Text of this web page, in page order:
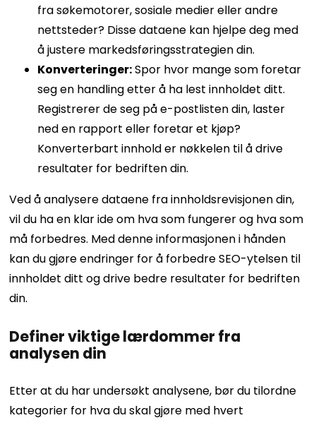
fra søkemotorer, sosiale medier eller andre
nettsteder? Disse dataene kan hjelpe deg med
å justere markedsføringsstrategien din.
Konverteringer:Spor hvor mange som foretar
seg en handling etter å ha lest innholdet ditt.
Registrerer de seg på e-postlisten din, laster
ned en rapport eller foretar et kjøp?
Konverterbart innhold er nøkkelen til å drive
resultater for bedriften din.
Ved å analysere dataene fra innholdsrevisjonen din,
vil du ha en klar ide om hva som fungerer og hva som
må forbedres. Med denne informasjonen i hånden
kan du gjøre endringer for å forbedre SEO-ytelsen til
innholdet ditt og drive bedre resultater for bedriften
din.
Definer viktige lærdommer fra
analysen din
Etter at du har undersøkt analysene, bør du tilordne
kategorier for hva du skal gjøre med hvert